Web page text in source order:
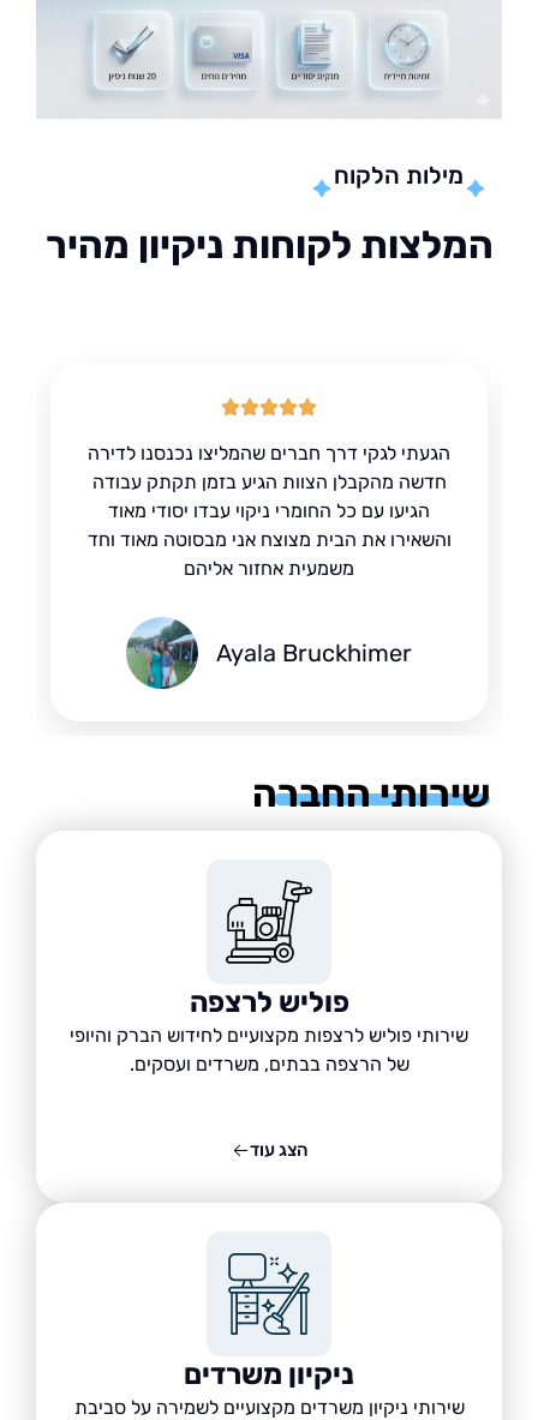
מילות הלקוח
לקוחות ניקיון מהיר
הגעתי לגקי דרך חברים שהמליצו נכנסנו לדירה
חדשה מהקבלן הצוות הגיע בזמן תקתק עבודה
הגיעו עם כל החומרי ניקוי עבדו יסודי מאוד
והשאירו את הבית מצוצח אני מבסוטה מאוד וחד
משמעית אחזור אליהם
Ayala Bruckhimer
החברה
פוליש לרצפה
שירותי פוליש לרצפות מקצועיים לחידוש הברק והיופי
של הרצפה בבתים, משרדים ועסקים.
ניקיון משרדים
שירותי ניקיון משרדים מקצועיים לשמירה על סביבת